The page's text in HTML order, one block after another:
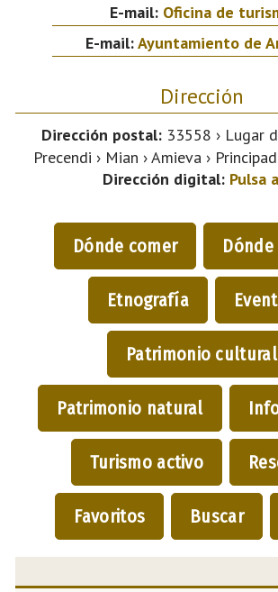
E-mail: Oficina de
E-mail:Ayuntamiento de
Dirección
Dirección postal: 33558 › Lugar
Precendi › Mian › Amieva ›
Dirección digital: Pulsa
Dónde comer
Etnografía
Patrimonio cultural
Patrimonio natural
Turismo activo
Favoritos Buscar